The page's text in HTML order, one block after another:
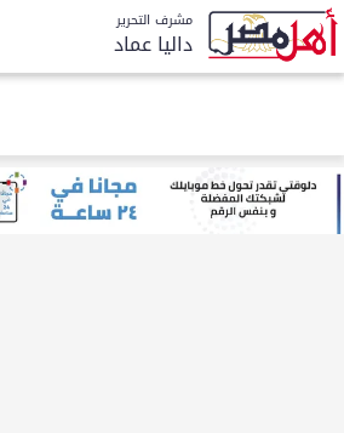
مشرف التحرير
داليا عماد